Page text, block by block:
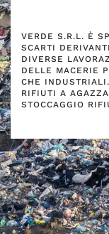
VERDE S.R.L. È
SCARTI
DIVERSE
DELLE MACERIE
CHE
RIFIUTI A
STOCCAGGIO